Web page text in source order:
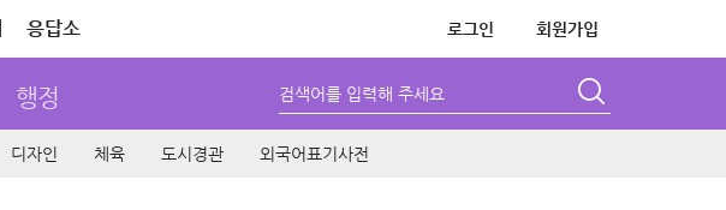
응답소 로그인 회원가입
행정 검색어를 입력해 주세요
디자인 체육 도시경관 외국어표기사전